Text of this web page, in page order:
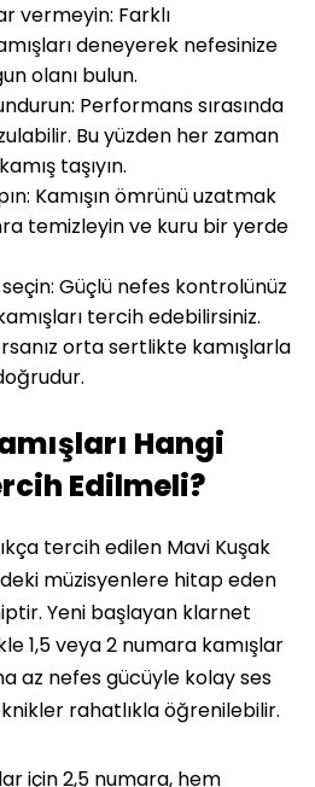
vermeyin: Farklı
deneyerek nefesinize
olanı bulun.
Performans sırasında
Bu yüzden her zaman
taşıyın.
Kamışın ömrünü uzatmak
temizleyin ve kuru bir yerde
Güçlü nefes kontrolünüz
tercih edebilirsiniz.
orta sertlikte kamışlarla
Hangi
Edilmeli?
tercih edilen Mavi Kuşak
müzisyenlere hitap eden
Yeni başlayan klarnet
1,5 veya 2 numara kamışlar
az nefes gücüyle kolay ses
rahatlıkla öğrenilebilir.
için 2,5 numara, hem